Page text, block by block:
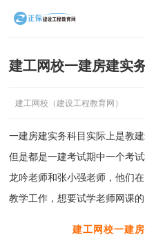
建工网校一建房建实
建工网校（建设工程教育网）
一建房建实务科目实际上是教
但是都是一建考试期中一个考
龙吟老师和张小强老师，他们
教学工作，想要试学老师网课
建工网校一建